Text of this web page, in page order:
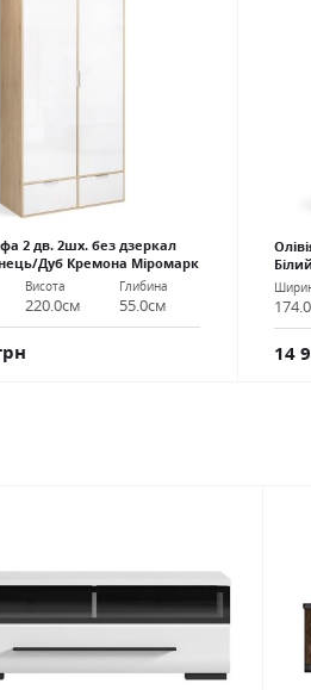
2 дв. 2шх. без дзеркал
Дуб Кремона Міромарк
Висота
220.0см
Глибина
55.0см
14